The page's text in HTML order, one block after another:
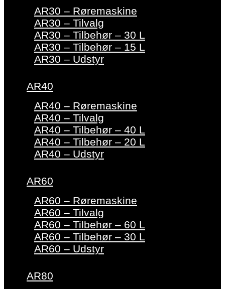
AR30 – Røremaskine
AR30 – Tilvalg
AR30 – Tilbehør – 30 L
AR30 – Tilbehør – 15 L
AR30 – Udstyr
AR40
AR40 – Røremaskine
AR40 – Tilvalg
AR40 – Tilbehør – 40 L
AR40 – Tilbehør – 20 L
AR40 – Udstyr
AR60
AR60 – Røremaskine
AR60 – Tilvalg
AR60 – Tilbehør – 60 L
AR60 – Tilbehør – 30 L
AR60 – Udstyr
AR80